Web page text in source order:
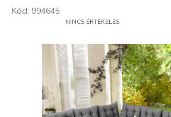
Kód: 994645
ÉRTÉKELÉSE
CSILLAG.
NINCS ÉRTÉKELÉS